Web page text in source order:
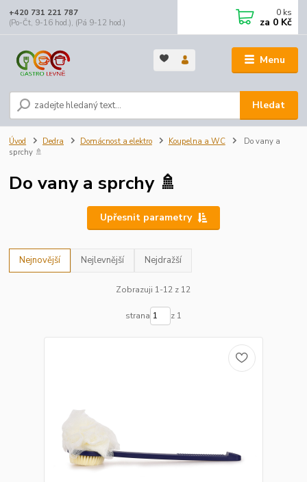
Menu
Hledat
+420 731 221 787
(Po-Čt, 9-16 hod.), (Pá 9-12 hod.)
0 ks
za 0 Kč
Úvod Dedra Domácnost a elektro Koupelna a WC
Do vany a
sprchy 🚿
Do vany a sprchy 🚿
Upřesnit parametry
Nejnovější Nejlevnější Nejdražší
Zobrazuji 1-12 z 12
strana z 1